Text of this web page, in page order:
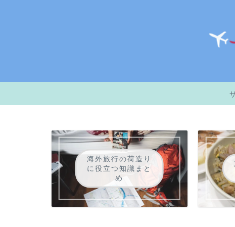
海外旅行の荷造り
に役立つ知識まと
め